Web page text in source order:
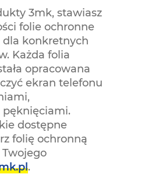
3mk, stawiasz
folie ochronne
konkretnych
Każda folia
opracowana
ekran telefonu
dostępne
folię ochronną
.